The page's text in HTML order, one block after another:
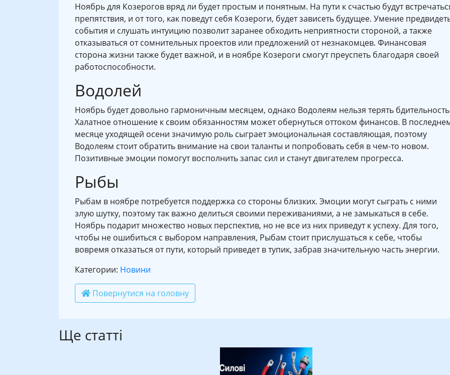
Ноябрь для Козерогов вряд ли будет простым и понятным. На пути к счастью будут
препятствия, и от того, как поведут себя Козероги, будет зависеть будущее. Умение
события и слушать интуицию позволит заранее обходить неприятности стороной, а также
отказываться от сомнительных проектов или предложений от незнакомцев. Финансовая
сторона жизни также будет важной, и в ноябре Козероги смогут преуспеть благодаря своей
работоспособности.
Водолей
Ноябрь будет довольно гармоничным месяцем, однако Водолеям нельзя терять
Халатное отношение к своим обязанностям может обернуться оттоком финансов. В
месяце уходящей осени значимую роль сыграет эмоциональная составляющая, поэтому
Водолеям стоит обратить внимание на свои таланты и попробовать себя в чем-то новом.
Позитивные эмоции помогут восполнить запас сил и станут двигателем прогресса.
Рыбы
Рыбам в ноябре потребуется поддержка со стороны близких. Эмоции могут сыграть с ними
злую шутку, поэтому так важно делиться своими переживаниями, а не замыкаться в себе.
Ноябрь подарит множество новых перспектив, но не все из них приведут к успеху. Для того,
чтобы не ошибиться с выбором направления, Рыбам стоит прислушаться к себе, чтобы
вовремя отказаться от пути, который приведет в тупик, забрав значительную часть энергии.
Категории: Новини
Повернутися на головну
Ще статті